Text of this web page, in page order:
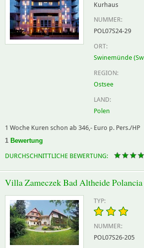
Kurhaus
NUMMER:
POL07S24-29
ORT:
Swinemünde
REGION:
Ostsee
LAND:
Polen
1 Woche Kuren schon ab 346,- Euro p. Pers./HP
1 Bewertung
DURCHSCHNITTLICHE BEWERTUNG:
Villa Zameczek Bad Altheide
TYP:
NUMMER:
POL07S26-205